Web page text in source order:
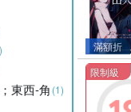
東西-角 (1)
滿額折
限制級